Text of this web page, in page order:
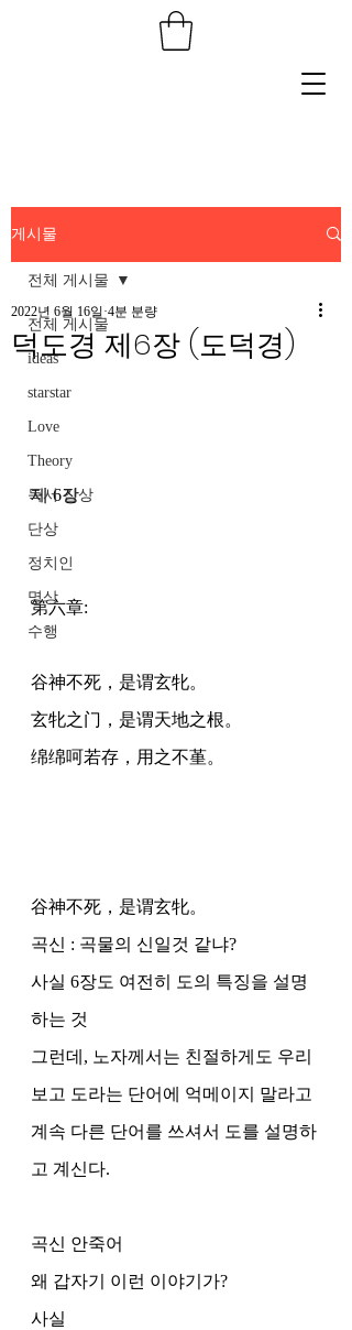
게시물
전체 게시물
ideas
starstar
Love
Theory
독서 감상
단상
정치인
명상
수행
전체 게시물
덕도경 제6장 (도덕경)
2022년 6월 16일 4분 분량
제 6장
第六章:
谷神不死，是谓玄牝。
玄牝之门，是谓天地之根。
绵绵呵若存，用之不堇。
谷神不死，是谓玄牝。
곡신 : 곡물의 신일것 같냐?
사실 6장도 여전히 도의 특징을 설명
하는 것
그런데, 노자께서는 친절하게도 우리
보고 도라는 단어에 억메이지 말라고
계속 다른 단어를 쓰셔서 도를 설명하
고 계신다.
곡신 안죽어
왜 갑자기 이런 이야기가?
사실